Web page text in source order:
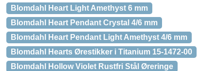
Blomdahl Heart Light Amethyst 6 mm
Blomdahl Heart Pendant Crystal 4/6 mm
Blomdahl Heart Pendant Light Amethyst 4/6 mm
Blomdahl Hearts Ørestikker i Titanium 15-1472-00
Blomdahl Hollow Violet Rustfri Stål Øreringe